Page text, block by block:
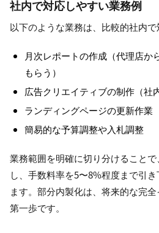
社内で対応しやすい業務例
以下のような業務は、比較的社内で
月次レポートの作成（代理店か
もらう）
広告クリエイティブの制作（社
ランディングページの更新作業
簡易的な予算調整や入札調整
業務範囲を明確に切り分けること
し、手数料率を5〜8%程度まで引
ます。部分内製化は、将来的な完
第一歩です。